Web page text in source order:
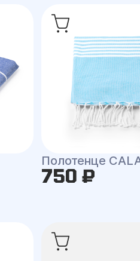
Полотенце
750 ₽